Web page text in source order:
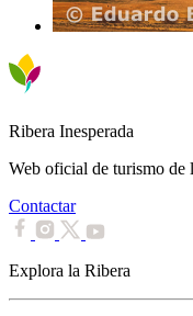
Ribera Inesperada
Web oficial de turismo de
Contactar
Explora la Ribera